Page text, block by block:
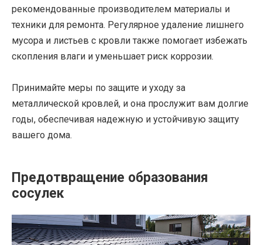
рекомендованные производителем материалы и
техники для ремонта. Регулярное удаление лишнего
мусора и листьев с кровли также помогает избежать
скопления влаги и уменьшает риск коррозии.
Принимайте меры по защите и уходу за
металлической кровлей, и она прослужит вам долгие
годы, обеспечивая надежную и устойчивую защиту
вашего дома.
Предотвращение образования
сосулек